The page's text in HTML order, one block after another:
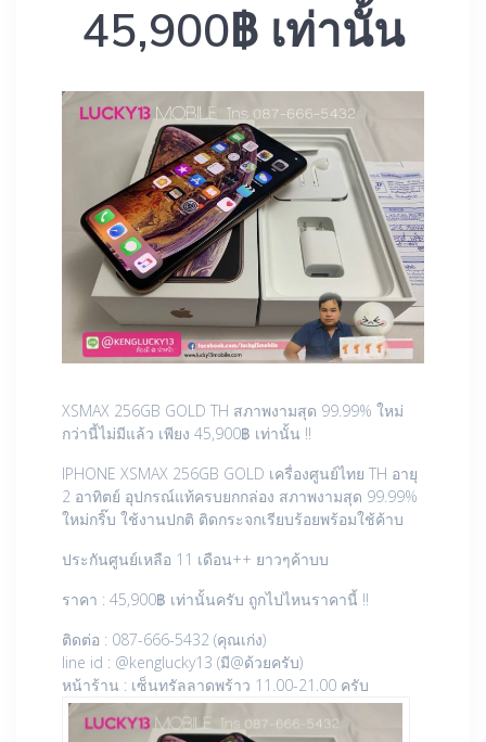
45,900฿ เท่านั้น
XSMAX 256GB GOLD TH สภาพงามสุด 99.99% ใหม่
กว่านี้ไม่มีแล้ว เพียง 45,900฿ เท่านั้น !!
IPHONE XSMAX 256GB GOLD เครื่องศูนย์ไทย TH อายุ
2 อาทิตย์ อุปกรณ์แท้ครบยกกล่อง สภาพงามสุด 99.99%
ใหม่กริ๊บ ใช้งานปกติ ติดกระจกเรียบร้อยพร้อมใช้ค้าบ
ประกันศูนย์เหลือ 11 เดือน++ ยาวๆค้าบบ
ราคา : 45,900฿ เท่านั้นครับ ถูกไปไหนราคานี้ !!
ติดต่อ : 087-666-5432 (คุณเก่ง)
line id : @kenglucky13 (มี@ด้วยครับ)
หน้าร้าน : เซ็นทรัลลาดพร้าว 11.00-21.00 ครับ